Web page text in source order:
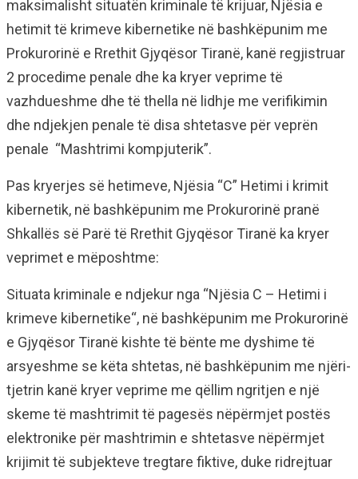
maksimalisht situatën kriminale të krijuar, Njësia e
hetimit të krimeve kibernetike në bashkëpunim me
Prokurorinë e Rrethit Gjyqësor Tiranë, kanë regjistruar
2 procedime penale dhe ka kryer veprime të
vazhdueshme dhe të thella në lidhje me verifikimin
dhe ndjekjen penale të disa shtetasve për veprën
penale “Mashtrimi kompjuterik”.
Pas kryerjes së hetimeve, Njësia “C” Hetimi i krimit
kibernetik, në bashkëpunim me Prokurorinë pranë
Shkallës së Parë të Rrethit Gjyqësor Tiranë ka kryer
veprimet e mëposhtme:
Situata kriminale e ndjekur nga “Njësia C – Hetimi i
krimeve kibernetike“, në bashkëpunim me Prokurorinë
e Gjyqësor Tiranë kishte të bënte me dyshime të
arsyeshme se këta shtetas, në bashkëpunim me njëri-
tjetrin kanë kryer veprime me qëllim ngritjen e një
skeme të mashtrimit të pagesës nëpërmjet postës
elektronike për mashtrimin e shtetasve nëpërmjet
krijimit të subjekteve tregtare fiktive, duke ridrejtuar